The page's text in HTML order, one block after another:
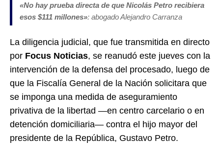
«No hay prueba directa de que Nicolás Petro recibiera
esos $111 millones»: abogado Alejandro Carranza
La diligencia judicial, que fue transmitida en directo
por Focus Noticias, se reanudó este jueves con la
intervención de la defensa del procesado, luego de
que la Fiscalía General de la Nación solicitara que
se imponga una medida de aseguramiento
privativa de la libertad —en centro carcelario o en
detención domiciliaria— contra el hijo mayor del
presidente de la República, Gustavo Petro.